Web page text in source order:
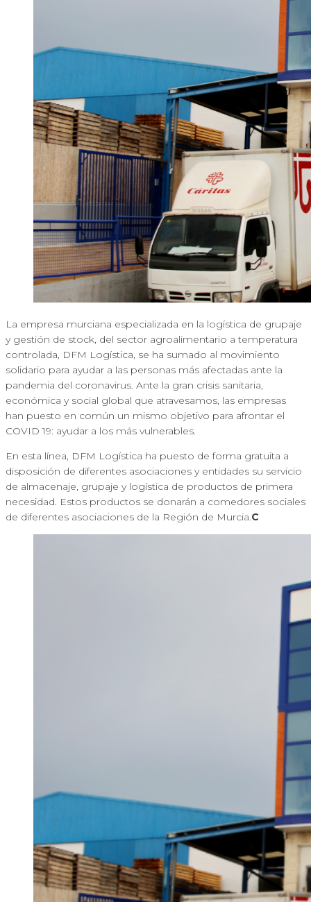
La empresa murciana especializada en la logística de grupaje
y gestión de stock, del sector agroalimentario a temperatura
controlada, DFM Logística, se ha sumado al movimiento
solidario para ayudar a las personas más afectadas ante la
pandemia del coronavirus. Ante la gran crisis sanitaria,
económica y social global que atravesamos, las empresas
han puesto en común un mismo objetivo para afrontar el
COVID 19: ayudar a los más vulnerables.
En esta línea, DFM Logística ha puesto de forma gratuita a
disposición de diferentes asociaciones y entidades su servicio
de almacenaje, grupaje y logística de productos de primera
necesidad. Estos productos se donarán a comedores sociales
de diferentes asociaciones de la Región de Murcia.C